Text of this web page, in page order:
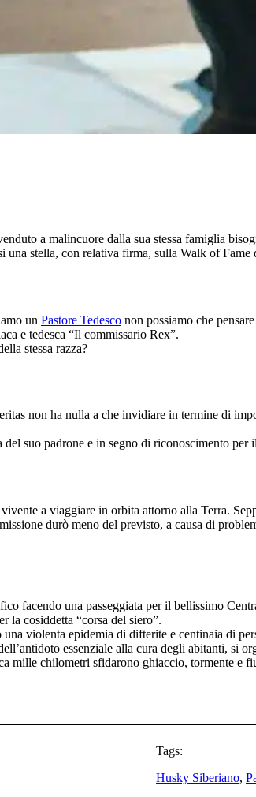
a malincuore dalla sua stessa famiglia
una stella, con relativa firma, sulla Walk of
un Pastore Tedesco non possiamo che
e tedesca “Il commissario Rex”.
stessa razza?
non ha nulla a che invidiare in termine di
suo padrone e in segno di riconoscimento
a viaggiare in orbita attorno alla Terra.
durò meno del previsto, a causa di
facendo una passeggiata per il bellissimo
la cosiddetta “corsa del siero”.
violenta epidemia di difterite e centinaia di
essenziale alla cura degli abitanti, si
mille chilometri sfidarono ghiaccio, tormente e
Tags:
Husky Siberiano,